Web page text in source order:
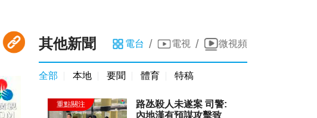
其他新聞 電台 / 電視 / 微視頻
全部 本地 要聞 體育 特稿
路氹殺人未遂案 司警:
內地漢有預謀攻擊致